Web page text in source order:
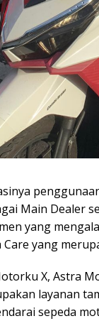
Main Dealer
yang
Care yang
X, Astra
layanan
sepeda